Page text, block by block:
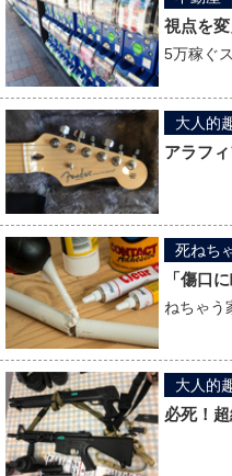
視点を
5万稼ぐ
大人的
アラフ
死ねち
「傷口
ねちゃう
大人的
必死！